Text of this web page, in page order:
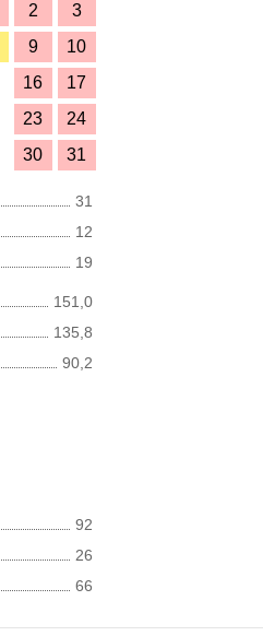
2
3
9
10
16
17
23
24
30 31
31
12
19
151,0
135,8
90,2
92
26
66